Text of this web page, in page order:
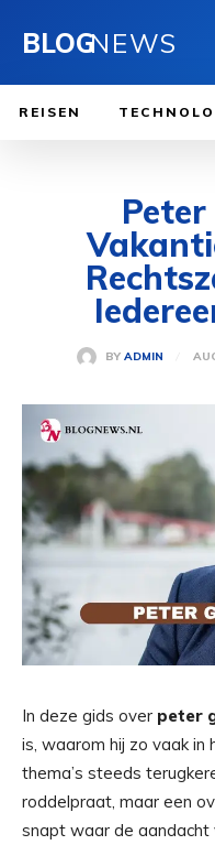
BLOGNEWS
REISEN
Peter
BY ADMIN
In deze gids over peter
is, waarom hij zo vaak in
thema’s steeds
roddelpraat, maar een
snapt waar de aandacht